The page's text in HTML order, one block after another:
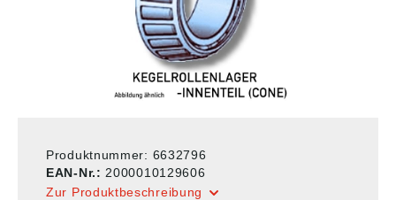
Produktnummer: 6632796
EAN-Nr.: 2000010129606
Zur Produktbeschreibung